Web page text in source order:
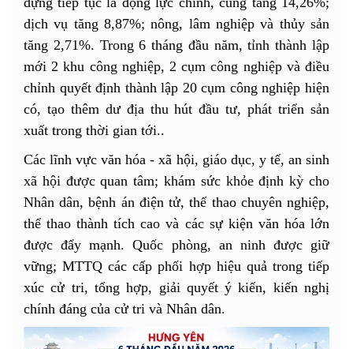
dịch vụ tăng 8,87%; nông, lâm nghiệp và thủy sản
tăng 2,71%. Trong 6 tháng đầu năm, tỉnh thành lập
mới 2 khu công nghiệp, 2 cụm công nghiệp và điều
chỉnh quyết định thành lập 20 cụm công nghiệp hiện
có, tạo thêm dư địa thu hút đầu tư, phát triển sản
xuất trong thời gian tới..
Các lĩnh vực văn hóa - xã hội, giáo dục, y tế, an sinh
xã hội được quan tâm; khám sức khỏe định kỳ cho
Nhân dân, bệnh án điện tử, thể thao chuyên nghiệp,
thể thao thành tích cao và các sự kiện văn hóa lớn
được đẩy mạnh. Quốc phòng, an ninh được giữ
vững; MTTQ các cấp phối hợp hiệu quả trong tiếp
xúc cử tri, tổng hợp, giải quyết ý kiến, kiến nghị
chính đáng của cử tri và Nhân dân.